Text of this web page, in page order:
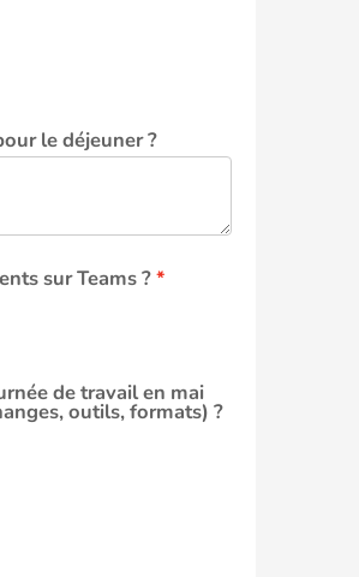
le déjeuner ?
sur Teams ?
de travail en mai
outils, formats) ?